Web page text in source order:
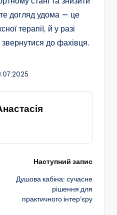
догляд удома — це
терапії, й у разі
до фахівця.
Наступний запис
Душова кабіна: сучасне
рішення для
практичного інтер’єру